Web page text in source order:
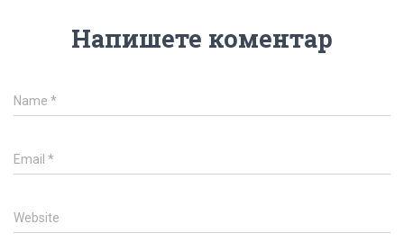
Напишете коментар
Name *
Email *
Website